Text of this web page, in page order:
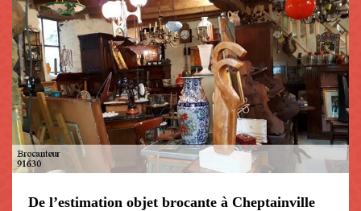
De l’estimation objet brocante à Cheptainville